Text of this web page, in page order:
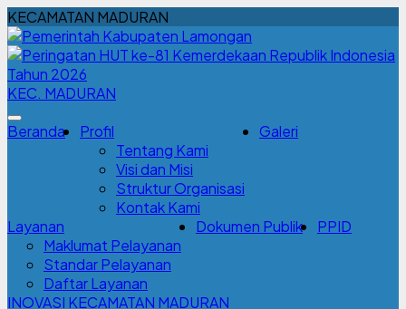
KECAMATAN MADURAN
KEC. MADURAN
Beranda
Profil
Tentang Kami
Visi dan Misi
Struktur Organisasi
Kontak Kami
Galeri
Layanan
Maklumat Pelayanan
Standar Pelayanan
Daftar Layanan
Dokumen Publik PPID
INOVASI KECAMATAN MADURAN